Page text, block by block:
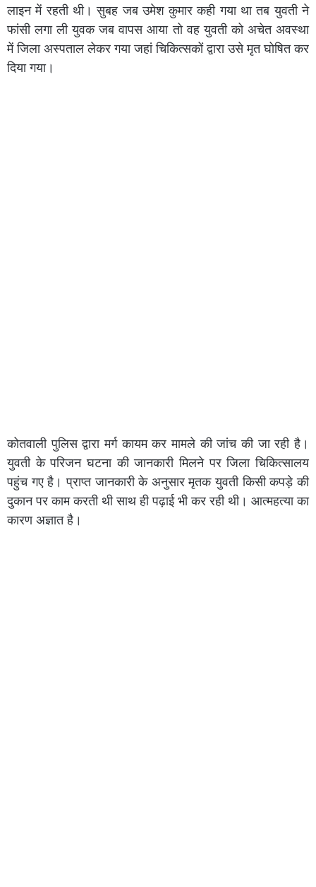
लाइन में रहती थी। सुबह जब उमेश कुमार कही गया था तब युवती ने
फांसी लगा ली युवक जब वापस आया तो वह युवती को अचेत अवस्था
में जिला अस्पताल लेकर गया जहां चिकित्सकों द्वारा उसे मृत घोषित कर
दिया गया।
कोतवाली पुलिस द्वारा मर्ग कायम कर मामले की जांच की जा रही है।
युवती के परिजन घटना की जानकारी मिलने पर जिला चिकित्सालय
पहुंच गए है। प्राप्त जानकारी के अनुसार मृतक युवती किसी कपड़े की
दुकान पर काम करती थी साथ ही पढ़ाई भी कर रही थी। आत्महत्या का
कारण अज्ञात है।